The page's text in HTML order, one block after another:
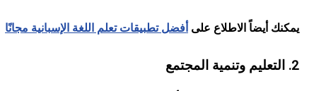
يمكنك أيضاً الاطلاع على أفضل تطبيقات تعلم اللغة الإسبانية مجانًا
2. التعليم وتنمية المجتمع